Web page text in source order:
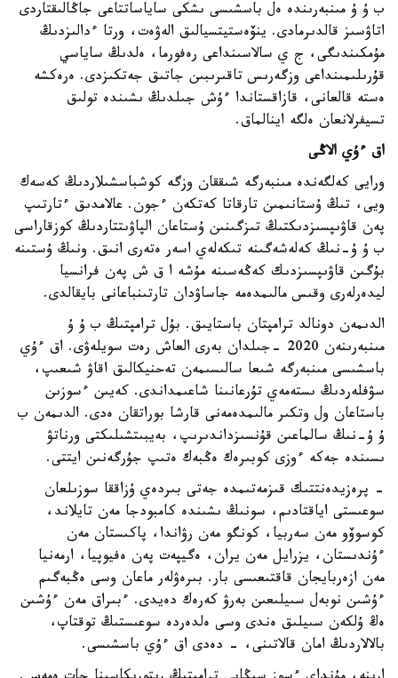
ب ۇ ۇ مىنبەرىندە ەل باسشىسى ىشكى ساياساتتاعى جاڭالىقتاردى
اتاۋسىز قالدىرمادى. ينۆەستيتسيالىق الەۋەت، ورتا ءدالىزدىڭ
مۇمكىندىگى، ج ي سالاسىنداعى رەفورما، ەلدىڭ ساياسي
قۇرىلىمىنداعى وزگەرىس تاقىرىبىن جاتىق جەتكىزدى. ەرەكشە
ەستە قالعانى، قازاقستاندا ءۇش جىلدىڭ ىشىندە تولىق
تسيفرلانعان ەلگە اينالماق.
اق ءۇي الاڭى
ورايى كەلگەندە مىنبەرگە شىققان وزگە كوشباسشىلاردىڭ كەسەك
ويى، تىڭ ۇستانىمىن تارقاتا كەتكەن ءجون. عالامدىق ءتارتىپ
پەن قاۋىپسىزدىكتىڭ تىزگىنىن ۇستاعان الپاۋىتتاردىڭ كوزقاراسى
ب ۇ ۇ-نىڭ كەلەشەگىنە تىكەلەي اسەر ەتەرى انىق. ونىڭ ۇستىنە
بۇگىن قاۋىپسىزدىك كەڭەسىنە مۇشە ا ق ش پەن فرانسيا
ليدەرلەرى وقىس مالىمدەمە جاساۋدان تارتىنباعانى بايقالدى.
الدىمەن دونالد ترامپتان باستايىق. بۇل ترامپتىڭ ب ۇ ۇ
مىنبەرىنەن 2020 -جىلدان بەرى العاش رەت سويلەۋى. اق ءۇي
باسشىسى مىنبەرگە شىعا سالىسىمەن تەحنيكالىق اقاۋ شىعىپ،
سۋفلەردىڭ ىستەمەي تۇرعانىنا شاعىمداندى. كەيىن ءسوزىن
باستاعان ول وتكىر مالىمدەمەنى قارشا بوراتقان ەدى. الدىمەن ب
ۇ ۇ-نىڭ سالماعىن قۇنسىزداندىرىپ، بەيبىتشىلىكتى ورناتۋ
ىسىندە جەكە ءوزى كوبىرەك ەڭبەك ەتىپ جۇرگەنىن ايتتى.
- پرەزيدەنتتىك قىزمەتىمدە جەتى بىردەي ۇزاققا سوزىلعان
سوعىستى اياقتادىم، سونىڭ ىشىندە كامبودجا مەن تايلاند،
كوسوۆو مەن سەربيا، كونگو مەن رۋاندا، پاكىستان مەن
ءۇندىستان، يزرايل مەن يران، ەگيپەت پەن ەفيوپيا، ارمەنيا
مەن ازەربايجان قاقتىعىسى بار. بىرەۋلەر ماعان وسى ەڭبەگىم
ءۇشىن نوبەل سىيلىعىن بەرۋ كەرەك دەيدى. ءبىراق مەن ءۇشىن
ەڭ ۇلكەن سىيلىق ەندى وسى ەلدەردە سوعىستىڭ توقتاپ،
بالالاردىڭ امان قالاتىنى، - دەدى اق ءۇي باسشىسى.